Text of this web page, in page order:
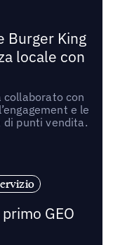
Burger King
locale con
collaborato con
e le
punti vendita.
GEO